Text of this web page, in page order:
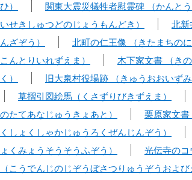
）
関東大震災犠牲者慰霊碑 （かんと
せきしゅつどのじょうもんどき）
北新
ざぞう）
北町の仁王像 （きたまちのに
んとりいれずえま）
木下家文書 （き
）
旧大泉村役場跡 （きゅうおおいず
草摺引図絵馬（くさずりびきずえま）
たてあなじゅうきょあと）
栗原家文書
しょくしゃかじゅうろくぜんじんぞう）
くみょうそうそうふぞう）
光伝寺のコ
こうでんじのじぞうぼさつりゅうぞうおよび